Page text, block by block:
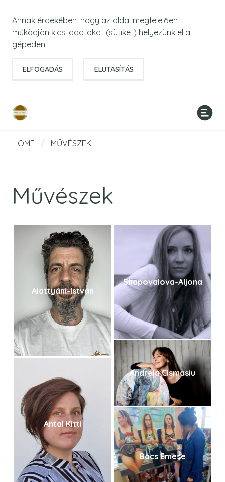
Annak érdekében, hogy az oldal megfelelően
működjön kicsi adatokat (sütiket) helyezünk el a
gépeden.
ELFOGADÁS ELUTASÍTÁS
HOME / MŰVÉSZEK
Művészek
Alattyáni-István
Shapovalova-Aljona
Andreia Cismasiu
Antal Kitti
Bács Emese